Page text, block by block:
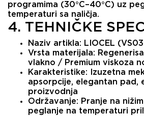
programima (30°C–40°C) uz
temperaturi sa naličja.
4. TEHNIČKE
Naziv artikla: LIOCEL
Vrsta materijala:
vlakno / Premium viskoza
Karakteristike: Izuzetna
apsorpcije, elegantan pad,
proizvodnja
Održavanje: Pranje na
peglanje na temperaturi